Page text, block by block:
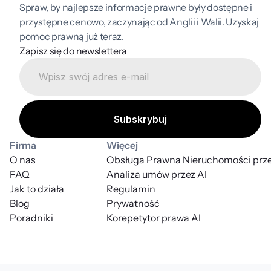
Spraw, by najlepsze informacje prawne były dostępne i
przystępne cenowo, zaczynając od Anglii i Walii. Uzyskaj
pomoc prawną już teraz.
Zapisz się do newslettera
Firma
O nas
FAQ
Jak to działa
Blog
Poradniki
Więcej
Regulamin
Analiza umów przez AI
Korepetytor prawa AI
Prywatność
Obsługa Prawna Nieruchomości